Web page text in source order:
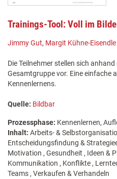
Trainings-Tool: Voll im Bilde
Jimmy Gut, Margit Kühne-Eisendle
Die Teilnehmer stellen sich
Gesamtgruppe vor. Eine einfache
Kennenlernens.
Quelle: Bildbar
Prozessphase: Kennenlernen,
Inhalt: Arbeits- &
Entscheidungsfindung &
Motivation , Gesundheit , Ideen &
Kommunikation , Konflikte ,
Teams , Verkaufen & Verhandeln